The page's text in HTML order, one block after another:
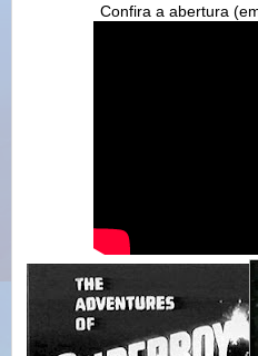
Confira a abertura